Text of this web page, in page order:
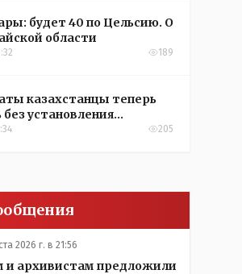
будет 40 по Цельсию. О
области
189
казахстанцы теперь
установления
205
2026 г. в 21:56
и архивистам предложили